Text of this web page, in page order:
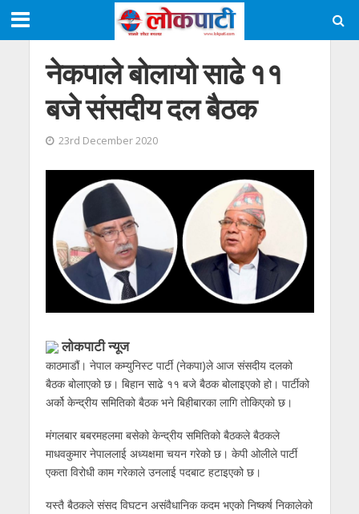
नेकपाले बोलायो साढे ११
बजे संसदीय दल बैठक
23rd December 2020
लोकपाटी न्यूज
काठमाडौं। नेपाल कम्युनिस्ट पार्टी (नेकपा)ले आज संसदीय दलको
बैठक बोलाएको छ। बिहान साढे ११ बजे बैठक बोलाइएको हो। पार्टीको
अर्को केन्द्रीय समितिको बैठक भने बिहीबारका लागि तोकिएको छ।
मंगलबार बबरमहलमा बसेको केन्द्रीय समितिको बैठकले बैठकले
माधवकुमार नेपाललाई अध्यक्षमा चयन गरेको छ। केपी ओलीले पार्टी
एकता विरोधी काम गरेकाले उनलाई पदबाट हटाइएको छ।
यस्तै बैठकले संसद विघटन असंवैधानिक कदम भएको निष्कर्ष निकालेको